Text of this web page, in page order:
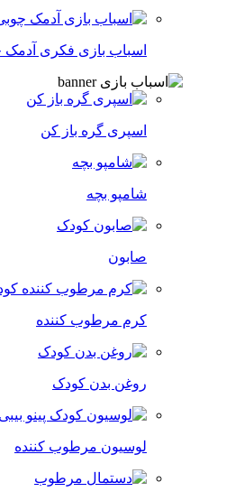
اسباب بازی فکری آدمک
اسپری گره باز کن
شامپو بچه
صابون
کرم مرطوب کننده
روغن بدن کودک
لوسیون مرطوب کننده